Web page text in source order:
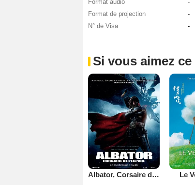
Format audio
-
Format de projection
-
N° de Visa
-
Si vous aimez
Albator, Corsaire de l'Espace Le